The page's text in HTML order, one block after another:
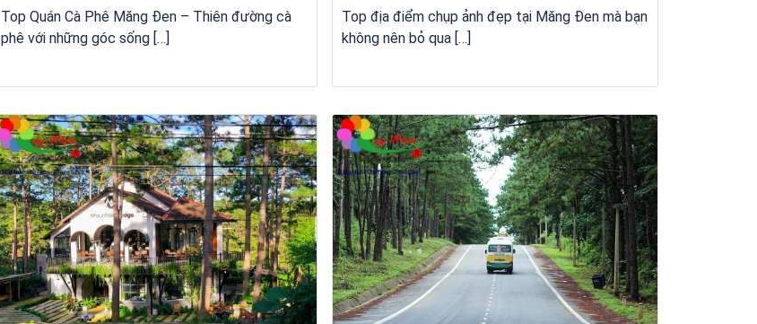
Top Quán Cà Phê Măng Đen – Thiên đường cà
phê với những góc sống […]
Top địa điểm chụp ảnh đẹp tại Măng Đen mà bạn
không nên bỏ qua […]
Tour Đảo Lý Sơn Tour Đảo Lý Sơn